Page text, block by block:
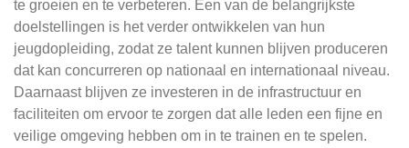
te groeien en te verbeteren. Een van de belangrijkste
doelstellingen is het verder ontwikkelen van hun
jeugdopleiding, zodat ze talent kunnen blijven produceren
dat kan concurreren op nationaal en internationaal niveau.
Daarnaast blijven ze investeren in de infrastructuur en
faciliteiten om ervoor te zorgen dat alle leden een fijne en
veilige omgeving hebben om in te trainen en te spelen.